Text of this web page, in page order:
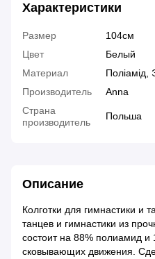
Характеристики
Размер
104см
Цвет
Белый
Материал
Поліамід,
Производитель
Anna
Страна
производитель
Польша
Описание
Колготки для гимнастики и
танцев и гимнастики из
состоит на 88% полиамид и
сковывающих движения.